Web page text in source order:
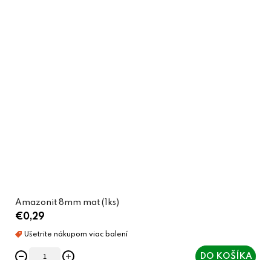
Amazonit 8mm mat (1ks)
€0,29
DO KOŠÍKA